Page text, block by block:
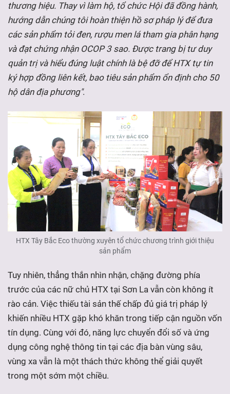
thương hiệu. Thay vì làm hộ, tổ chức Hội đã đồng hành,
hướng dẫn chúng tôi hoàn thiện hồ sơ pháp lý để đưa
các sản phẩm tỏi đen, rượu men lá tham gia phân hạng
và đạt chứng nhận OCOP 3 sao. Được trang bị tư duy
quản trị và hiểu đúng luật chính là bệ đỡ để HTX tự tin
ký hợp đồng liên kết, bao tiêu sản phẩm ổn định cho 50
hộ dân địa phương".
HTX Tây Bắc Eco thường xuyên tổ chức chương trình giới thiệu
sản phẩm
Tuy nhiên, thẳng thắn nhìn nhận, chặng đường phía
trước của các nữ chủ HTX tại Sơn La vẫn còn không ít
rào cản. Việc thiếu tài sản thế chấp đủ giá trị pháp lý
khiến nhiều HTX gặp khó khăn trong tiếp cận nguồn vốn
tín dụng. Cùng với đó, năng lực chuyển đổi số và ứng
dụng công nghệ thông tin tại các địa bàn vùng sâu,
vùng xa vẫn là một thách thức không thể giải quyết
trong một sớm một chiều.